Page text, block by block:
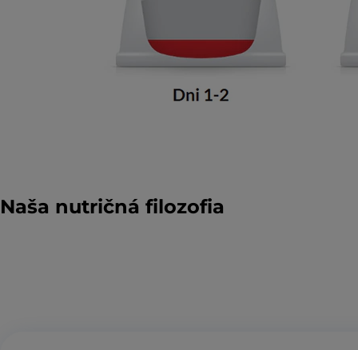
Naša nutričná filozofia